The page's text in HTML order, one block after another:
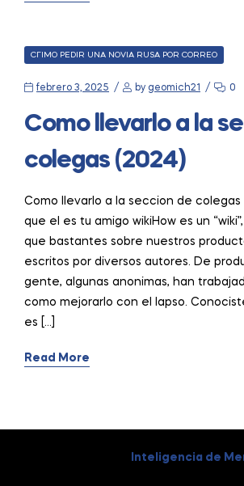
CATEGORIES
CГІMO PEDIR UNA NOVIA RUSA POR CORREO
febrero 3, 2025 by geomich21 0
Como llevarlo a la
colegas (2024)
Como llevarlo a la seccion de colegas
que el es tu amigo wikiHow es un
que bastantes sobre nuestros
escritos por diversos autores. De
gente, algunas anonimas, han
como mejorarlo con el lapso.
es […]
Read More
Inteligencia de